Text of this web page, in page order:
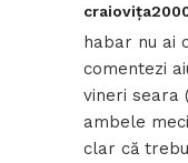
habar nu ai
comentezi
vineri seara
ambele
clar că